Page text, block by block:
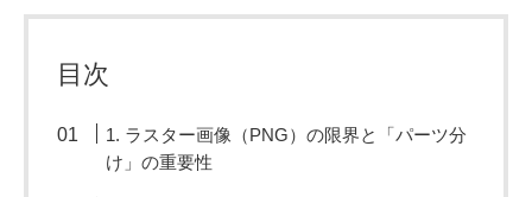
目次
1. ラスター画像（PNG）の限界と「パーツ分
け」の重要性